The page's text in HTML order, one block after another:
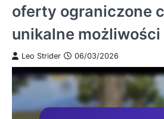
oferty ograniczone
unikalne możliwości
Leo Strider 06/03/2026